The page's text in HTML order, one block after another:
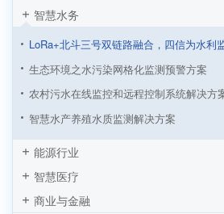
智慧水务
LoRa+北斗三号双链路融合，四信为水利
生态环境之水污染网格化监测预警方案
农村污水在线监控和远程控制系统解决方
智慧水产养殖水质监测解决方案
能源行业
智慧医疗
商业与金融